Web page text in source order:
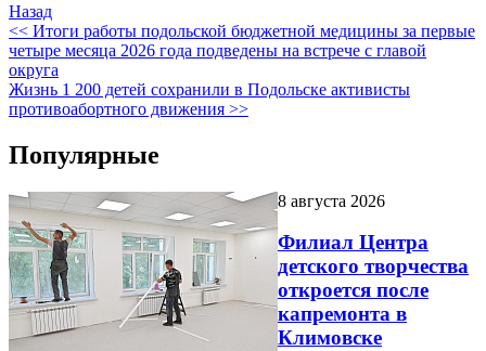
Назад
<< Итоги работы подольской бюджетной медицины за первые
четыре месяца 2026 года подведены на встрече с главой
округа
Жизнь 1 200 детей сохранили в Подольске активисты
противоабортного движения >>
Популярные
8 августа 2026
Филиал Центра
детского творчества
откроется после
капремонта в
Климовске